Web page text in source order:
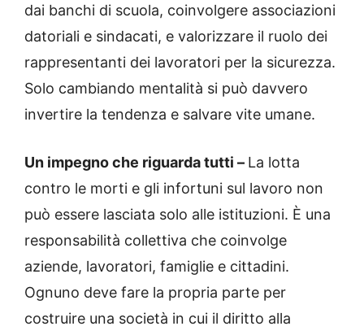
dai banchi di scuola, coinvolgere associazioni
datoriali e sindacati, e valorizzare il ruolo dei
rappresentanti dei lavoratori per la sicurezza.
Solo cambiando mentalità si può davvero
invertire la tendenza e salvare vite umane.
Un impegno che riguarda tutti – La lotta
contro le morti e gli infortuni sul lavoro non
può essere lasciata solo alle istituzioni. È una
responsabilità collettiva che coinvolge
aziende, lavoratori, famiglie e cittadini.
Ognuno deve fare la propria parte per
costruire una società in cui il diritto alla